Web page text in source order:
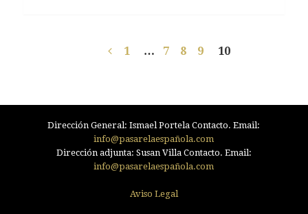
1 … 7 8 9 10
Dirección General: Ismael Portela Contacto. Email:
info@pasarelaespañola.com
Dirección adjunta: Susan Villa Contacto. Email:
info@pasarelaespañola.com
Aviso Legal